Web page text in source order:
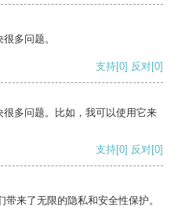
多问题。
支持[0] 反对[0]
多问题。比如，我可以使用它来
支持[0] 反对[0]
来了无限的隐私和安全性保护。